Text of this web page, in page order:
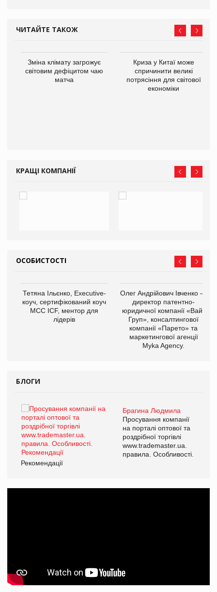
ЧИТАЙТЕ ТАКОЖ
Зміна клімату загрожує
світовим дефіцитом чаю
матча
Криза у Китаї може
спричинити великі
потрясіння для світової
економіки
КРАЩІ КОМПАНІЇ
ОСОБИСТОСТІ
Тетяна Ільєнко, Executive-
коуч, сертифікований коуч
МСС ICF, ментор для
лідерів
Олег Андрійович Івченко —
директор патентно-
юридичної компанії «Вайз
Груп», консалтингової
компанії «Парето» та
маркетингової агенції
Myka Agency.
БЛОГИ
Брагина Людмила
Просування компанії
на порталі оптової та
роздрібної торгівлі
www.trademaster.ua.
правила. Особливості.
Рекомендації